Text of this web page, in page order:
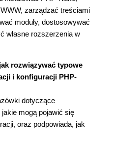
blokami (70)
(76)
(84)
(93)
(94)
(94)
(96)
rejestrowaniu użytkownika
zarządzać treściami
moduły, dostosowywać
własne rozszerzenia w
rozwiązywać typowe
i konfiguracji PHP-
dotyczące
mogą pojawić się
oraz podpowiada, jak